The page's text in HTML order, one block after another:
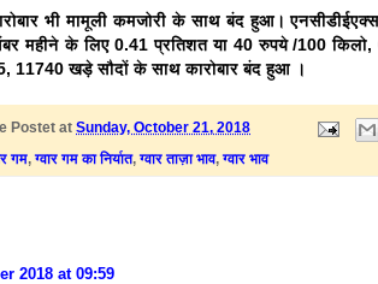
भी मामूली कमजोरी के साथ बंद हुआ।
महीने के लिए 0.41 प्रतिशत या 40 रुपये /100
11740 खड़े सौदों के साथ कारोबार बंद हुआ ।
Postet at Sunday, October 21, 2018
गम,ग्वार गम का निर्यात,ग्वार ताज़ा भाव,ग्वार भाव
2018 at 09:59